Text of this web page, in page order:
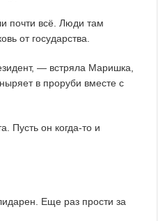
почти всё. Люди там
от государства.
— встряла Маришка,
в проруби вместе с
Пусть он когда-то и
Еще раз прости за